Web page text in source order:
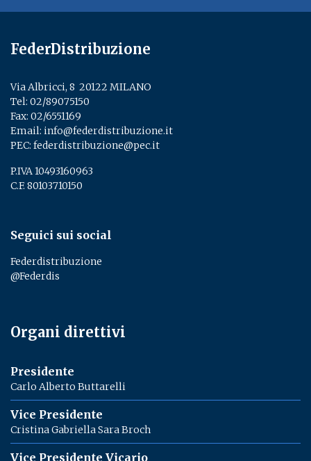
FederDistribuzione
Via Albricci, 8 ­ 20122 MILANO
Tel: 02/89075150
Fax: 02/6551169
Email: info@federdistribuzione.it
PEC: federdistribuzione@pec.it
P.IVA 10493160963
C.F. 80103710150
Seguici sui social
Federdistribuzione
@Federdis
Organi direttivi
Presidente
Carlo Alberto Buttarelli
Vice Presidente
Cristina Gabriella Sara Broch
Vice Presidente Vicario